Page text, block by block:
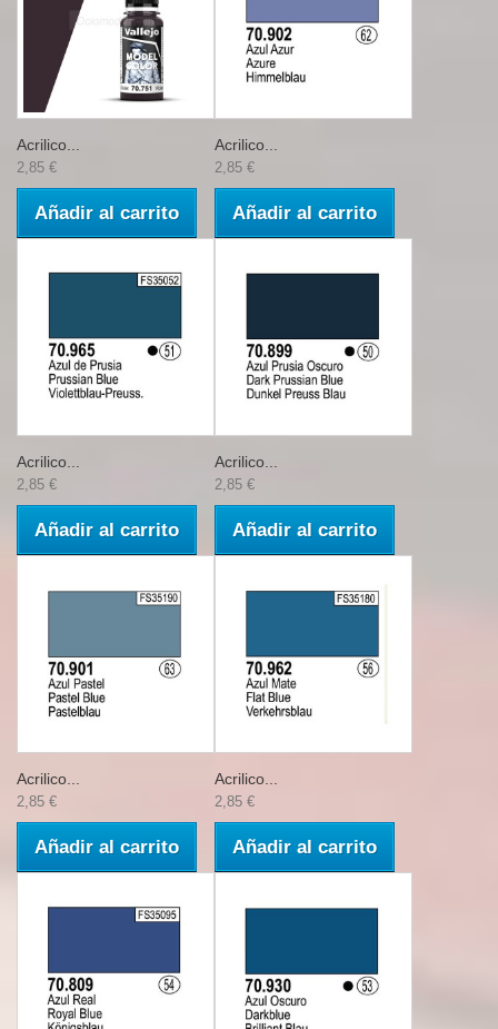
Acrilico...
2,85 €
Añadir al carrito
Acrilico...
2,85 €
Añadir al carrito
Acrilico...
2,85 €
Añadir al carrito
Acrilico...
2,85 €
Añadir al carrito
Acrilico...
2,85 €
Añadir al carrito
Acrilico...
2,85 €
Añadir al carrito